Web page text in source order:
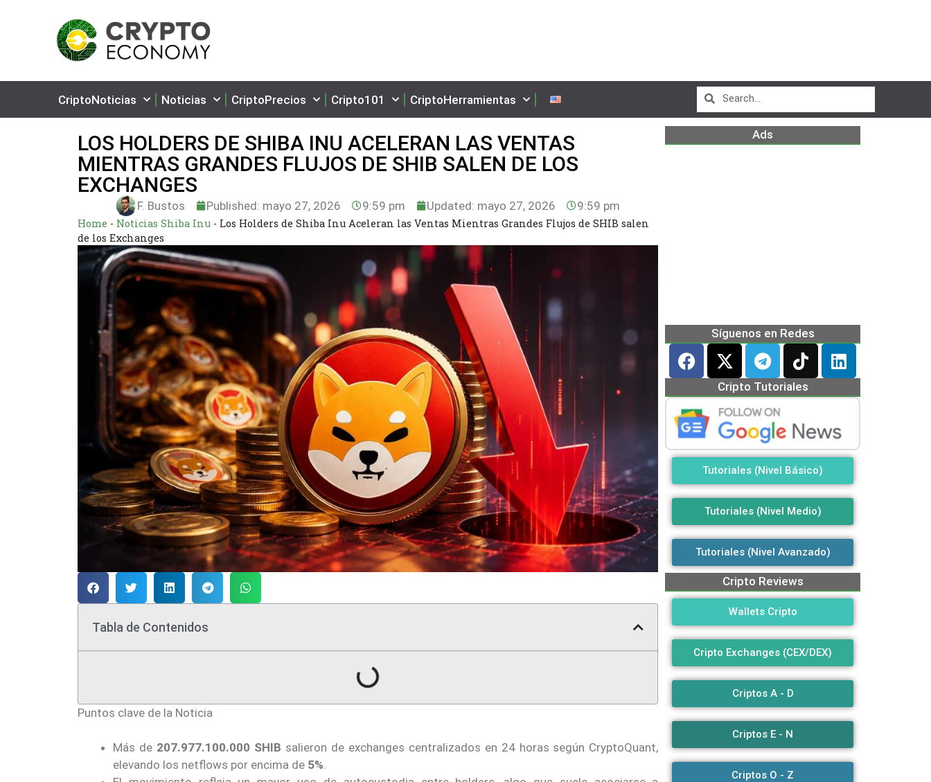
CriptoNoticias Noticias CriptoPrecios Cripto101 CriptoHerramientas
LOS HOLDERS DE SHIBA INU ACELERAN LAS VENTAS
MIENTRAS GRANDES FLUJOS DE SHIB SALEN DE LOS
EXCHANGES
F. Bustos Published: mayo 27, 2026 9:59 pm Updated: mayo 27, 2026 9:59 pm
Home - Noticias Shiba Inu - Los Holders de Shiba Inu Aceleran las Ventas Mientras Grandes Flujos de SHIB salen
de los Exchanges
Tabla de Contenidos
Puntos clave de la Noticia
Más de 207.977.100.000 SHIB salieron de exchanges centralizados en 24 horas según CryptoQuant,
elevando los netflows por encima de 5%.
Ads
Síguenos en Redes
Cripto Tutoriales
Tutoriales (Nivel Básico)
Tutoriales (Nivel Medio)
Tutoriales (Nivel Avanzado)
Cripto Reviews
Wallets Cripto
Cripto Exchanges (CEX/DEX)
Criptos A - D
Criptos E - N
Criptos O - Z